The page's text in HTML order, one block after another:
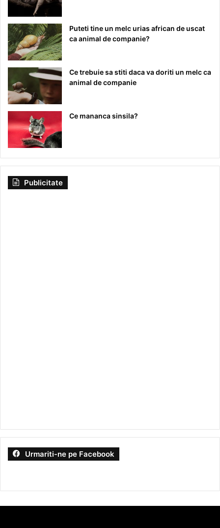
Puteti tine un melc urias african de uscat
ca animal de companie?
Ce trebuie sa stiti daca va doriti un melc ca
animal de companie
Ce mananca sinsila?
Publicitate
Urmariti-ne pe Facebook